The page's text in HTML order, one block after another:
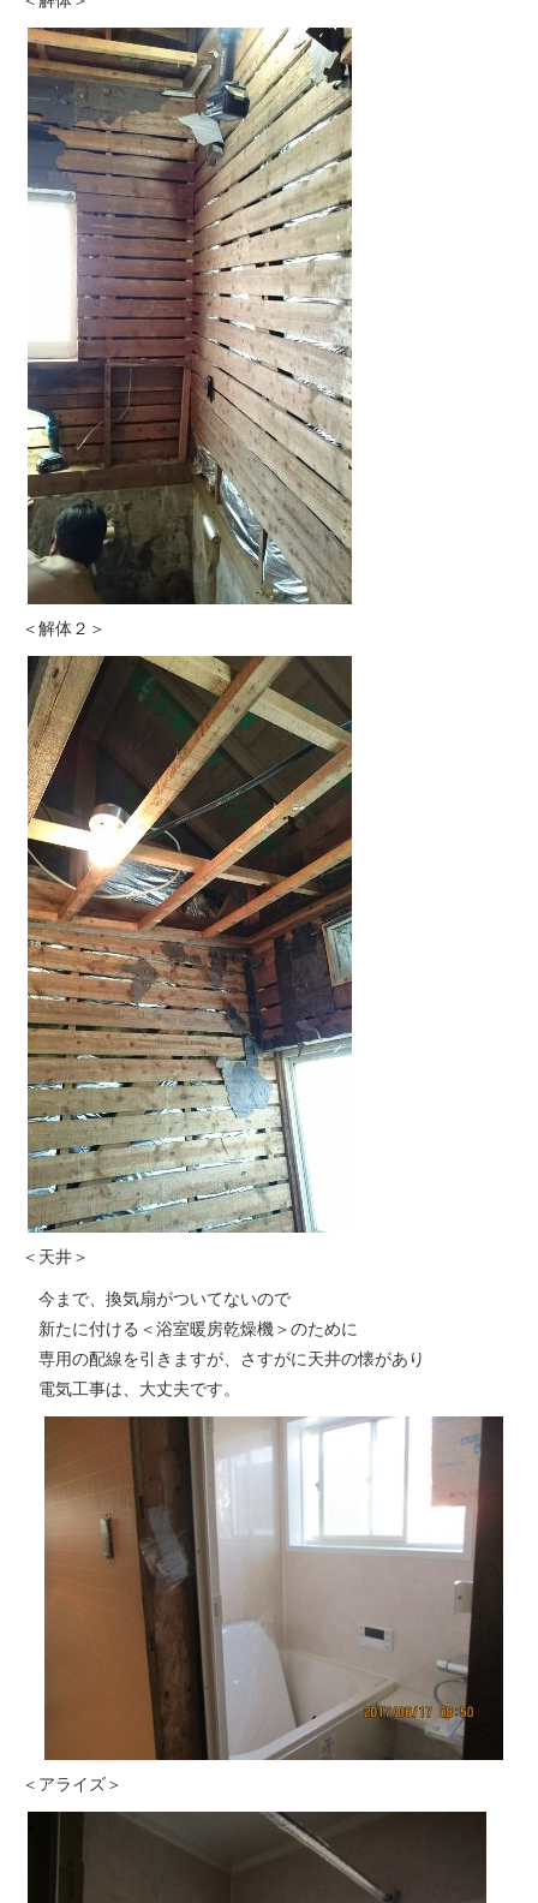
＜解体２＞
＜天井＞
今まで、換気扇がついてないので
新たに付ける＜浴室暖房乾燥機＞のために
専用の配線を引きますが、さすがに天井の懐があり
電気工事は、大丈夫です。
＜アライズ＞